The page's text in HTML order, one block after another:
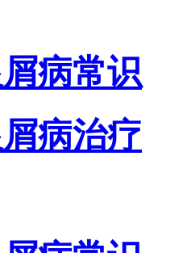
病常识
病治疗